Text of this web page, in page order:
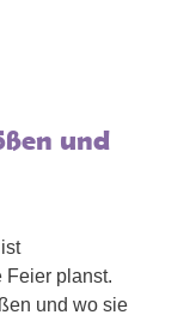
und
Feier planst.
und wo sie